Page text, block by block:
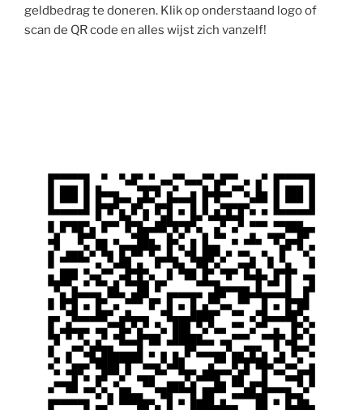
geldbedrag te doneren. Klik op onderstaand logo of
scan de QR code en alles wijst zich vanzelf!